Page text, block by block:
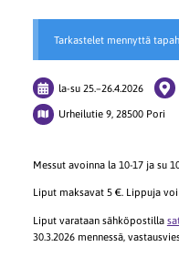
Tarkastelet mennyttä
la-su 25.–26.4.2026
Urheilutie 9, 28500 Pori
Messut avoinna la 10-17 ja su
Liput maksavat 5 €. Lippuja
Liput varataan sähköpostilla
30.3.2026 mennessä,